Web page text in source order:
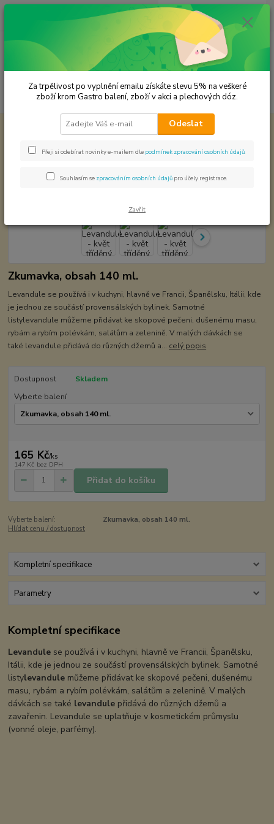
Menu
Hledat
ks
za 0,00 Kč
Premium koření Levandule - květ tříděný Prémiová kvalita
Levandule - květ tříděný
Prémiová kvalita
Zkumavka, obsah 140 ml.
Levandule se používá i v kuchyni, hlavně ve Francii, Španělsku, Itálii, kde
je jednou ze součástí provensálských bylinek. Samotné
listylevandule můžeme přidávat ke skopové pečeni, dušenému masu,
rybám a rybím polévkám, salátům a zelenině. V malých dávkách se
také levandule přidává do různých džemů a... celý popis
Dostupnost
Skladem
Vyberte balení
165 Kč/ks
147 Kč bez DPH
Přidat do košíku
Vyberte balení:
Zkumavka, obsah 140 ml.
Hlídat cenu / dostupnost
Kompletní specifikace
Parametry
Kompletní specifikace
Levandule se používá i v kuchyni, hlavně ve Francii, Španělsku,
Itálii, kde je jednou ze součástí provensálských bylinek. Samotné
listylevandule můžeme přidávat ke skopové pečeni, dušenému
masu, rybám a rybím polévkám, salátům a zelenině. V malých
dávkách se také levandule přidává do různých džemů a
zavařenin. Levandule se uplatňuje v kosmetickém průmyslu
(vonné oleje, parfémy).
Za trpělivost po vyplnění emailu získáte slevu 5% na veškeré
zboží krom Gastro balení, zboží v akci a plechových dóz.
Odeslat
Přeji si odebírat novinky e-mailem dle podmínek zpracování osobních údajů
Souhlasím se zpracováním osobních údajů pro účely registrace.
Zavřít